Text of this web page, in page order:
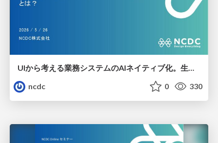
UIから考える業務システムのAIネイティブ化。生成AI導入を最適化するためのUX/UI設計とは？
ncdc
0 330